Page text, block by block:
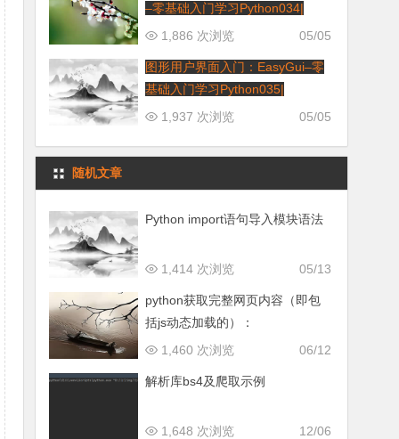
–零基础入门学习Python034|
05/05
1,886 次浏览
图形用户界面入门：EasyGui–零
基础入门学习Python035|
05/05
1,937 次浏览
随机文章
Python import语句导入模块语法
05/13
1,414 次浏览
python获取完整网页内容（即包
括js动态加载的）：
selenium+phantomjs
06/12
1,460 次浏览
解析库bs4及爬取示例
12/06
1,648 次浏览